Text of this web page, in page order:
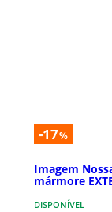
-17%
Imagem
mármore
DISPONÍVEL